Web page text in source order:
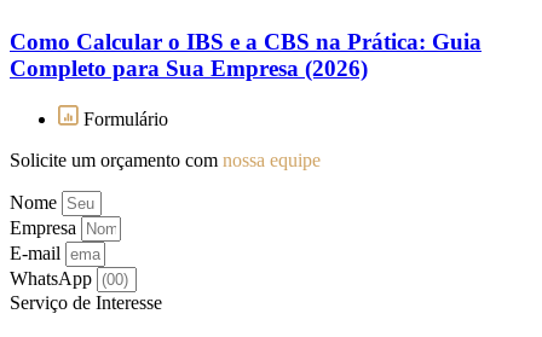
Como Calcular o IBS e a CBS na Prática: Guia
Completo para Sua Empresa (2026)
Formulário
Solicite um orçamento com nossa equipe
Nome
Empresa
E-mail
WhatsApp
Serviço de Interesse